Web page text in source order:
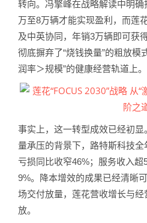
转向。冯擎峰在战略解读中明
万至8万辆才能实现盈利，而莲
及中英协同，年销3万辆即可获
彻底摒弃了“烧钱换量”的粗放模
润率＞规模”的健康经营轨道上。
事实上，这一转型成效已经初
量承压的背景下，路特斯科技
亏损同比收窄46%；服务收入超
9%。降本增效的成果已经清晰
场交付放量，莲花营收增长与
放。